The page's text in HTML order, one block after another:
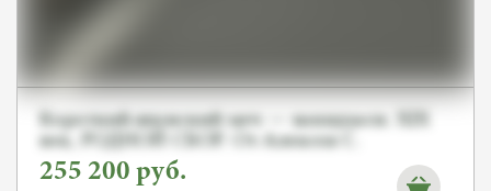
Короткий японский меч — вакидзаси. XIX
век, РОДНОЙ СБОР. От Алексея С.
255 200 руб.